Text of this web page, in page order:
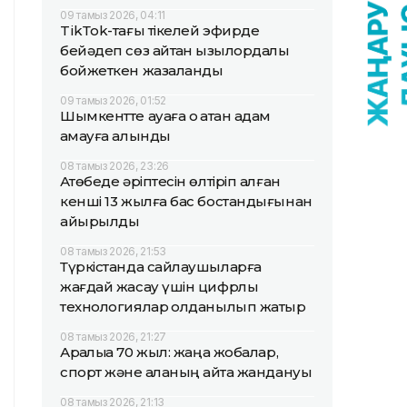
09 тамыз 2026, 04:11
TikТok-тағы тікелей эфирде
бейәдеп сөз айтқан қызылордалық
бойжеткен жазаланды
09 тамыз 2026, 01:52
Шымкентте ауаға оқ атқан адам
қамауға алынды
08 тамыз 2026, 23:26
Ақтөбеде әріптесін өлтіріп алған
кенші 13 жылға бас бостандығынан
айырылды
08 тамыз 2026, 21:53
Түркістанда сайлаушыларға
жағдай жасау үшін цифрлық
технологиялар қолданылып жатыр
08 тамыз 2026, 21:27
Арқалыққа 70 жыл: жаңа жобалар,
спорт және қаланың қайта жандануы
08 тамыз 2026, 21:13